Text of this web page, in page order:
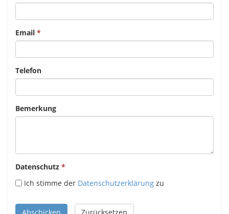
Email
Telefon
Bemerkung
Datenschutz
Ich stimme der Datenschutzerklärung zu